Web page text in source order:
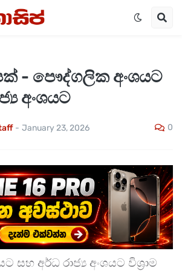
- පෞද්ගලික අංශයට
අංශයට
- January 23, 2026 0
සහ අර්ධ රාජ්‍ය අංශයට විශ්‍රාම